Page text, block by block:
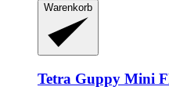
Warenkorb
Tetra Guppy Mini